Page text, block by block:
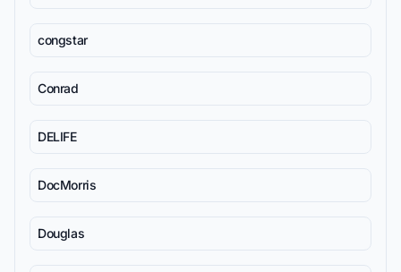
congstar
Conrad
DELIFE
DocMorris
Douglas